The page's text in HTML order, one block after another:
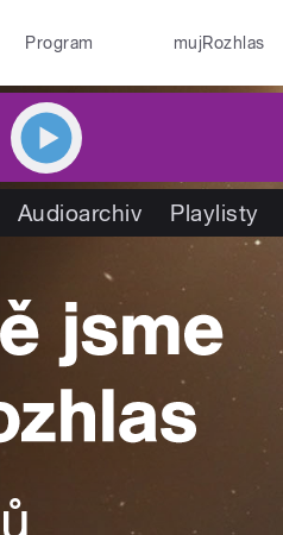
Program mujRozhlas
Audioarchiv Playlisty